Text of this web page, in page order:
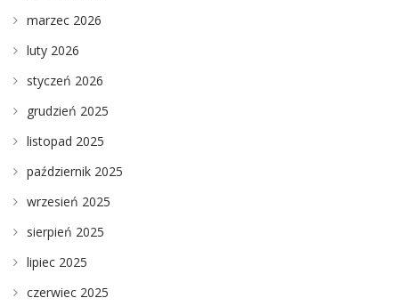
marzec 2026
luty 2026
styczeń 2026
grudzień 2025
listopad 2025
październik 2025
wrzesień 2025
sierpień 2025
lipiec 2025
czerwiec 2025